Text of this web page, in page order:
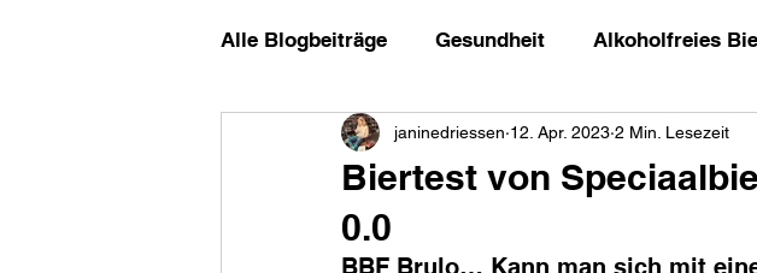
Alle Blogbeiträge Gesundheit Alkoholfreies
Biertest von
0.0
janinedriessen 12. Apr. 2023 2 Min. Lesezeit
BBF Brulo… Kann man sich mit